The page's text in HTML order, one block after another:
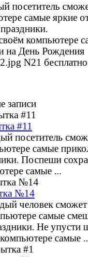
посетитель
самые яркие
компьютере
на День Рождения
N21
записи
#11
посетитель
самые
Поспеши
самые ...
№14
человек сможет
самые
Не упусти
самые